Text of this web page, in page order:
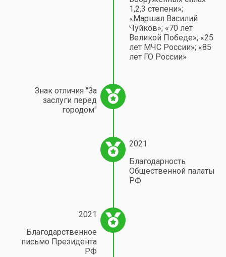
1,2,3 степени»;
«Маршал Василий
Чуйков»; «70 лет
Великой Победе»; «25
лет МЧС России»; «85
лет ГО России»
Знак отличия "За
заслуги перед
городом"
2021
Благодарность
Общественной палаты
РФ
2021
Благодарственное
письмо Президента
РФ